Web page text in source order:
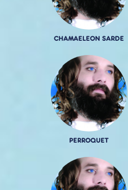
CHAMAELEON SARDE
PERROQUET